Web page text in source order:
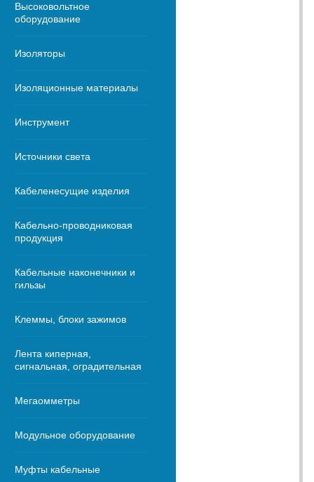
Высоковольтное
оборудование
Изоляторы
Изоляционные материалы
Инструмент
Источники света
Кабеленесущие изделия
Кабельно-проводниковая
продукция
Кабельные наконечники и
гильзы
Клеммы, блоки зажимов
Лента киперная,
сигнальная, оградительная
Мегаомметры
Модульное оборудование
Муфты кабельные